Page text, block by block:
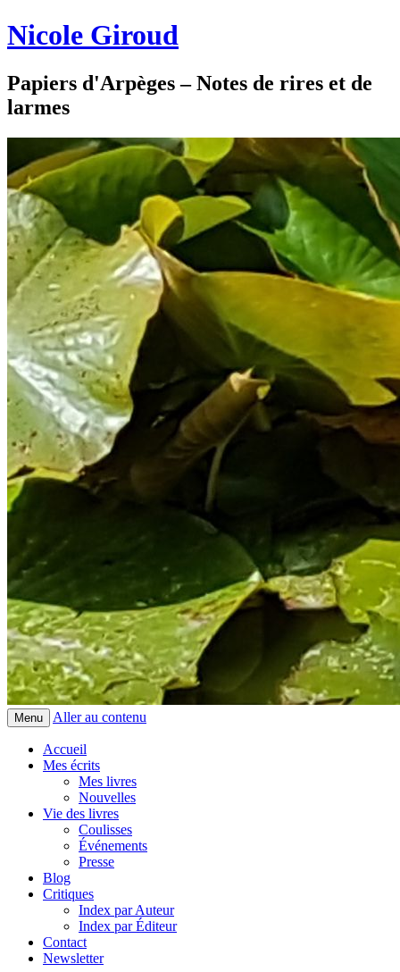
Nicole Giroud
Papiers d'Arpèges – Notes de rires et de
larmes
Menu Aller au contenu
Accueil
Mes écrits
Mes livres
Nouvelles
Vie des livres
Coulisses
Événements
Presse
Blog
Critiques
Index par Auteur
Index par Éditeur
Contact
Newsletter